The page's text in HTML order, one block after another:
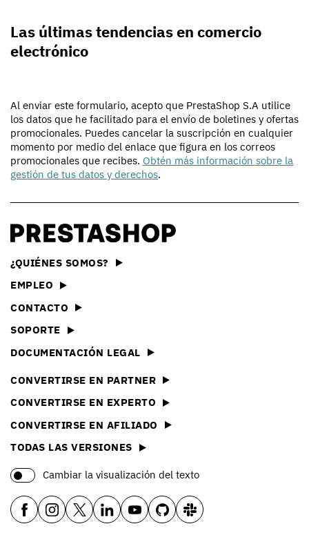
Las últimas tendencias en comercio
electrónico
Al enviar este formulario, acepto que PrestaShop S.A utilice
los datos que he facilitado para el envío de boletines y ofertas
promocionales. Puedes cancelar la suscripción en cualquier
momento por medio del enlace que figura en los correos
promocionales que recibes. Obtén más información sobre la
gestión de tus datos y derechos.
¿QUIÉNES SOMOS?
EMPLEO
CONTACTO
SOPORTE
DOCUMENTACIÓN LEGAL
CONVERTIRSE EN PARTNER
CONVERTIRSE EN EXPERTO
CONVERTIRSE EN AFILIADO
TODAS LAS VERSIONES
Cambiar la visualización del texto